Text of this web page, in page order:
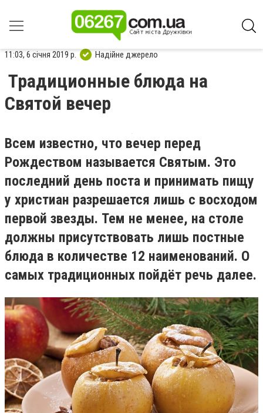
11:03, 6 січня 2019 р. Надійне джерело
Традиционные блюда на
Святой вечер
Всем известно, что вечер перед
Рождеством называется Святым. Это
последний день поста и принимать пищу
у христиан разрешается лишь с восходом
первой звезды. Тем не менее, на столе
должны присутствовать лишь постные
блюда в количестве 12 наименований. О
самых традиционных пойдёт речь далее.